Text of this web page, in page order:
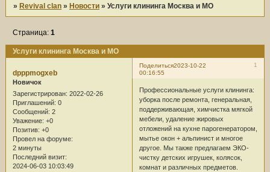
»Revival clan »Новости »Услуги клининга Москва и МО
Услуги клининга Москва и МО
Страница:1
Поделиться 1
2023-10-22
00:16:55
dpppmogxeb
Новичок
Зарегистрирован: 2022-02-26
Приглашений: 0
Сообщений: 2
Уважение: +0
Позитив: +0
Провел на форуме:
2 минуты
Последний визит:
2024-06-03 10:03:49
Профессиональные услуги клининга:
уборка после ремонта, генеральная,
поддерживающая, химчистка мягкой
мебели, удаление жировых
отложений на кухне парогенератором,
мытье окон + альпинист и многое
другое. Мы также предлагаем ЭКО-
чистку детских игрушек, колясок,
комнат и различных предметов.